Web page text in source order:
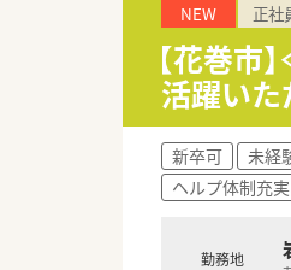
～
内
1
タ
～
患
様
ま
NEW 正社
【花巻市
活躍い
新卒可 未経
ヘルプ体制充実
勤務地